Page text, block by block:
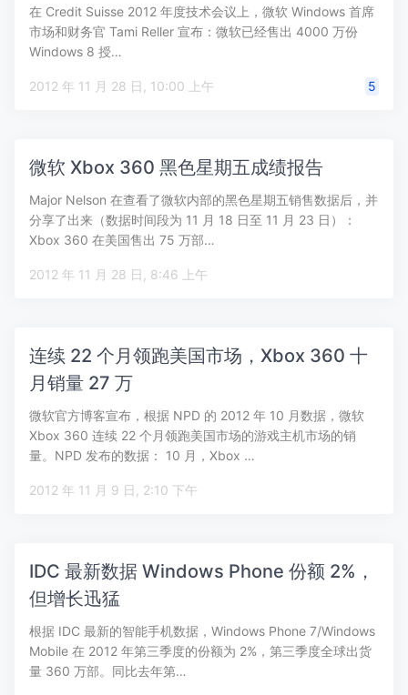
在 Credit Suisse 2012 年度技术会议上，微软 Windows 首席
市场和财务官 Tami Reller 宣布：微软已经售出 4000 万份
Windows 8 授…
2012 年 11 月 28 日, 10:00 上午 5
微软 Xbox 360 黑色星期五成绩报告
Major Nelson 在查看了微软内部的黑色星期五销售数据后，并
分享了出来（数据时间段为 11 月 18 日至 11 月 23 日）：
Xbox 360 在美国售出 75 万部…
2012 年 11 月 28 日, 8:46 上午
连续 22 个月领跑美国市场，Xbox 360 十
月销量 27 万
微软官方博客宣布，根据 NPD 的 2012 年 10 月数据，微软
Xbox 360 连续 22 个月领跑美国市场的游戏主机市场的销
量。NPD 发布的数据： 10 月，Xbox …
2012 年 11 月 9 日, 2:10 下午
IDC 最新数据 Windows Phone 份额 2%，
但增长迅猛
根据 IDC 最新的智能手机数据，Windows Phone 7/Windows
Mobile 在 2012 年第三季度的份额为 2%，第三季度全球出货
量 360 万部。同比去年第…